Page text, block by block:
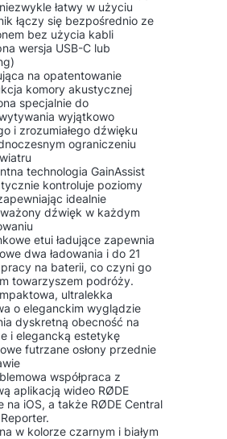
łatwy w użyciu
łączy się bezpośrednio ze
bez użycia kabli
wersja USB-C lub
na opatentowanie
komory akustycznej
specjalnie do
wyjątkowo
i zrozumiałego dźwięku
ograniczeniu
technologia GainAssist
kontroluje poziomy
idealnie
dźwięk w każdym
etui ładujące zapewnia
dwa ładowania i do 21
na baterii, co czyni go
towarzyszem podróży.
ultralekka
o eleganckim wyglądzie
dyskretną obecność na
i elegancką estetykę
futrzane osłony przednie
współpraca z
aplikacją wideo RØDE
na iOS, a także RØDE Central
w kolorze czarnym i białym